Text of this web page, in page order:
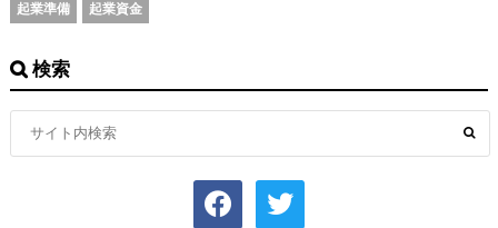
起業準備
起業資金
検索
facebook twitter